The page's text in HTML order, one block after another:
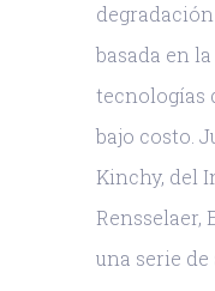
basada en
tecnologías
bajo costo.
Kinchy, del
Rensselaer,
una serie